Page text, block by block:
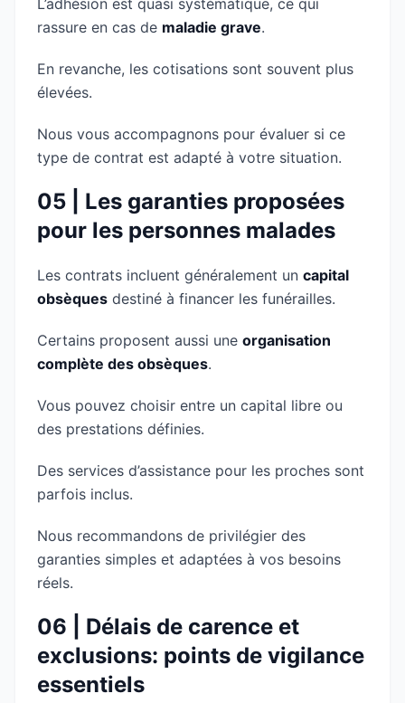
L’adhésion est quasi systématique, ce qui
rassure en cas de maladie grave.
En revanche, les cotisations sont souvent plus
élevées.
Nous vous accompagnons pour évaluer si ce
type de contrat est adapté à votre situation.
05 | Les garanties proposées
pour les personnes malades
Les contrats incluent généralement un capital
obsèques destiné à financer les funérailles.
Certains proposent aussi une organisation
complète des obsèques.
Vous pouvez choisir entre un capital libre ou
des prestations définies.
Des services d’assistance pour les proches sont
parfois inclus.
Nous recommandons de privilégier des
garanties simples et adaptées à vos besoins
réels.
06 | Délais de carence et
exclusions: points de vigilance
essentiels